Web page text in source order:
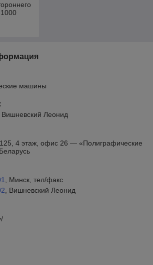
машины
Леонид
4 этаж, офис 26 — «Полиграфические
, Минск, тел/факс
, Вишневский Леонид